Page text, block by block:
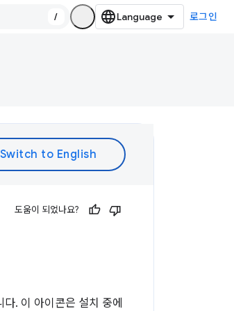
/ 로그인
도움이 되었나요?
. 이 아이콘은 설치 중에